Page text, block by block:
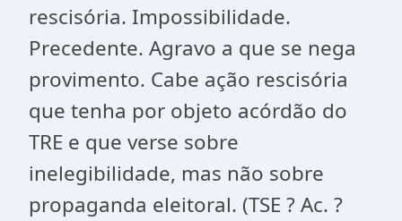
rescisória. Impossibilidade.
Precedente. Agravo a que se nega
provimento. Cabe ação rescisória
que tenha por objeto acórdão do
TRE e que verse sobre
inelegibilidade, mas não sobre
propaganda eleitoral. (TSE ? Ac. ?